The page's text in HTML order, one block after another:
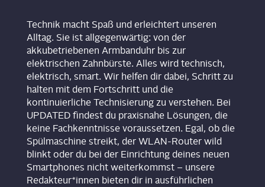
Technik macht Spaß und erleichtert unseren
Alltag. Sie ist allgegenwärtig: von der
akkubetriebenen Armbanduhr bis zur
elektrischen Zahnbürste. Alles wird technisch,
elektrisch, smart. Wir helfen dir dabei, Schritt zu
halten mit dem Fortschritt und die
kontinuierliche Technisierung zu verstehen. Bei
UPDATED findest du praxisnahe Lösungen, die
keine Fachkenntnisse voraussetzen. Egal, ob die
Spülmaschine streikt, der WLAN-Router wild
blinkt oder du bei der Einrichtung deines neuen
Smartphones nicht weiterkommst – unsere
Redakteur*innen bieten dir in ausführlichen